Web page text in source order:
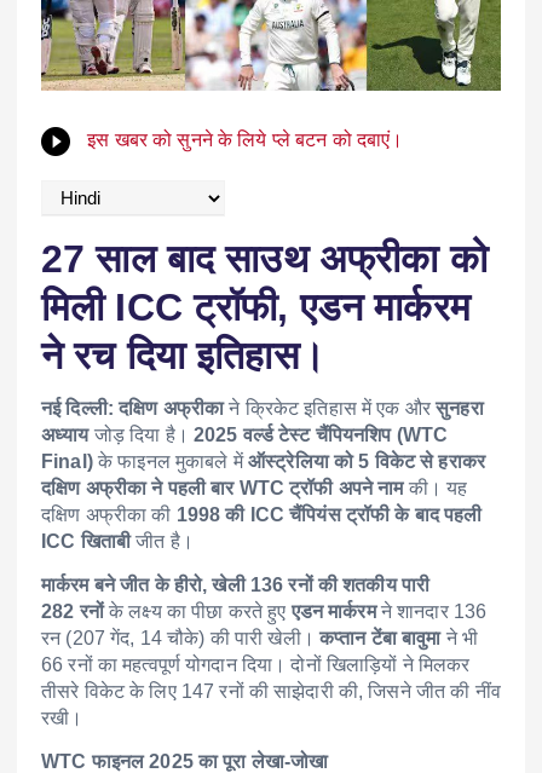
इस खबर को सुनने के लिये प्ले बटन को दबाएं।
27 साल बाद साउथ अफ्रीका को
मिली ICC ट्रॉफी, एडन मार्करम
ने रच दिया इतिहास।
नई दिल्ली: दक्षिण अफ्रीकाने क्रिकेट इतिहास में एक औरसुनहरा
अध्यायजोड़ दिया है। 2025 वर्ल्ड टेस्ट चैंपियनशिप (WTC
Final)के फाइनल मुकाबले मेंऑस्ट्रेलिया को 5 विकेट से हराकर
दक्षिण अफ्रीका ने पहली बार WTC ट्रॉफी अपने नामकी। यह
दक्षिण अफ्रीका की 1998 की ICC चैंपियंस ट्रॉफी के बाद पहली
ICC खिताबीजीत है।
मार्करम बने जीत के हीरो, खेली 136 रनों की शतकीय पारी
282 रनोंके लक्ष्य का पीछा करते हुएएडन मार्करमने शानदार 136
रन (207 गेंद, 14 चौके) की पारी खेली।कप्तान टेंबा बावुमाने भी
66 रनों का महत्वपूर्ण योगदान दिया। दोनों खिलाड़ियों ने मिलकर
तीसरे विकेट के लिए 147 रनों की साझेदारी की, जिसने जीत की नींव
रखी।
WTC फाइनल 2025 का पूरा लेखा-जोखा